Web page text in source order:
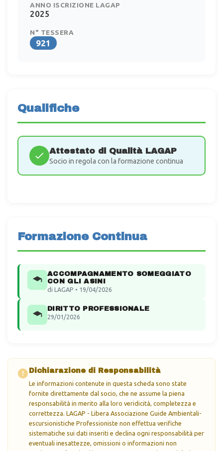
ANNO ISCRIZIONE LAGAP
2025
N° TESSERA
921
Qualifiche
Attestato di Qualità LAGAP
Socio in regola con la formazione continua
Formazione Continua
ACCOMPAGNAMENTO SOMEGGIATO
CON GLI ASINI
di LAGAP • 19/04/2026
DIRITTO PROFESSIONALE
29/01/2026
Dichiarazione di Responsabilità
Le informazioni contenute in questa scheda sono state
fornite direttamente dal socio, che ne assume la piena
responsabilità in merito alla loro veridicità, completezza e
correttezza. LAGAP - Libera Associazione Guide Ambientali-
escursionistiche Professioniste non effettua verifiche
sistematiche sui dati inseriti e declina ogni responsabilità per
eventuali inesattezze, omissioni o informazioni non